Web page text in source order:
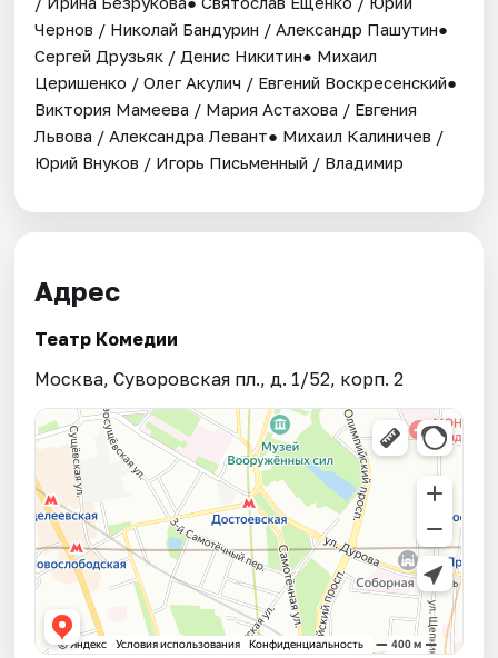
Чернов / Николай Бандурин / Александр Пашутин●
Сергей Друзьяк / Денис Никитин● Михаил
Церишенко / Олег Акулич / Евгений Воскресенский●
Виктория Мамеева / Мария Астахова / Евгения
Львова / Александра Левант● Михаил Калиничев /
Юрий Внуков / Игорь Письменный / Владимир
Адрес
Театр Комедии
Москва, Суворовская пл., д. 1/52, корп. 2